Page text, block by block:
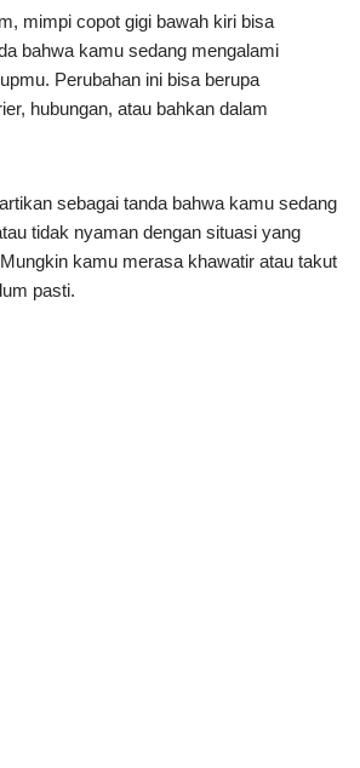
mimpi copot gigi bawah kiri bisa
bahwa kamu sedang mengalami
Perubahan ini bisa berupa
hubungan, atau bahkan dalam
sebagai tanda bahwa kamu sedang
tidak nyaman dengan situasi yang
kamu merasa khawatir atau takut
pasti.